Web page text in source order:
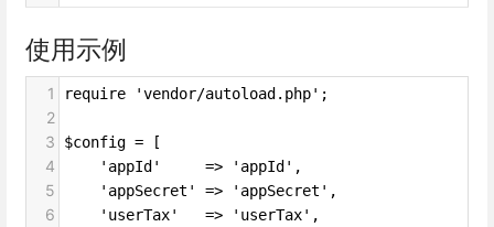
使用示例
1 require 'vendor/autoload.php';
2
3
$config = [
4
    'appId'     => 'appId',
5
    'appSecret' => 'appSecret',
6
    'userTax'   => 'userTax',